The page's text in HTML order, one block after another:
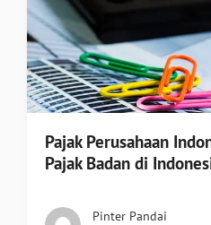
Pajak Perusahaan
Pajak Badan di
Pinter Pandai